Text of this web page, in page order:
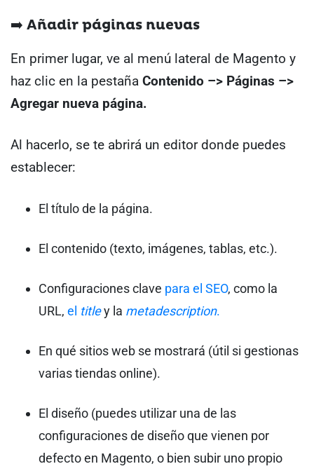
➡️ Añadir páginas nuevas
En primer lugar, ve al menú lateral de Magento y
haz clic en la pestaña Contenido –> Páginas –>
Agregar nueva página.
Al hacerlo, se te abrirá un editor donde puedes
establecer:
El título de la página.
El contenido (texto, imágenes, tablas, etc.).
Configuraciones clave para el SEO, como la
URL, el titley la metadescription.
En qué sitios web se mostrará (útil si gestionas
varias tiendas online).
El diseño (puedes utilizar una de las
configuraciones de diseño que vienen por
defecto en Magento, o bien subir uno propio